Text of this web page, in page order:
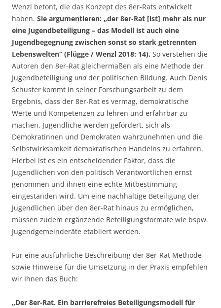
Wenzl betont, die das Konzept des 8er-Rats entwickelt
haben. Sie argumentieren: „der 8er-Rat [ist] mehr als nur
eine Jugendbeteiligung – das Modell ist auch eine
Jugendbegegnung zwischen sonst so stark getrennten
Lebenswelten“ (Flügge / Wenzl 2018: 14). So verstehen die
Autoren den 8er-Rat gleichermaßen als eine Methode der
Jugendbeteiligung undder politischen Bildung. Auch Denis
Schuster kommt in seiner Forschungsarbeit zu dem
Ergebnis, dass der 8er-Rat es vermag, demokratische
Werte und Kompetenzen zu lehren und erfahrbar zu
machen. Jugendliche werden gefördert, sich als
Demokratinnen und Demokraten wahrzunehmen und die
Selbstwirksamkeit demokratischen Handelns zu erfahren.
Hierbei ist es ein entscheidender Faktor, dass die
Jugendlichen von den politisch Verantwortlichen ernst
genommen und ihnen eine echte Mitbestimmung
eingestanden wird. Um eine nachhaltige Beteiligung der
Jugendlichen über den 8er-Rat hinaus zu ermöglichen,
müssen zudem ergänzende Beteiligungsformate wie bspw.
Jugendgemeinderäte etabliert werden.
Für eine ausführliche Beschreibung der 8er-Rat Methode
sowie Hinweise für die Umsetzung in der Praxis empfehlen
wir Ihnen das Buch:
„Der 8er-Rat. Ein barrierefreies Beteiligungsmodell für